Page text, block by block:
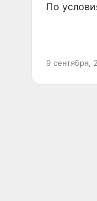
По
9 сентября,